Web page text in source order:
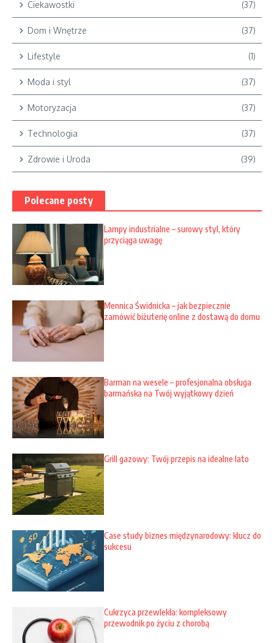
Ciekawostki (37)
Dom i Wnętrze (37)
Lifestyle (1)
Moda i styl (37)
Motoryzacja (37)
Technologia (37)
Zdrowie i Uroda (39)
Polecane posty
Lampy industrialne – surowy styl, który
przyciąga uwagę
Mennica Świdnicka – jak bezpiecznie
zamówić biżuterię online z dostawą do domu
Barman na wesele – profesjonalna obsługa
barmańska na Twój wyjątkowy dzień
Grill gazowy: Twój przepis na idealne lato
Case study biznes międzynarodowy: klucz do
sukcesu
Cukrzyca przewlekła: kompleksowy
przewodnik po życiu z chorobą